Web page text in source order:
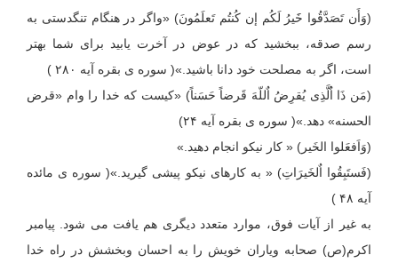
(وَأَن تَصَدَّقُوا خََیرُ لَکُم إن کُنتُم تَعلَمُونَ) «واگر در هنگام تنگدستی به
رسم صدقه، ببخشید که در عوض در آخرت یابید برای شما بهتر
است، اگر به مصلحت خود دانا باشید.»( سوره ی بقره آیه ۲۸۰ )
(مَن ذَا اٌلَّذِی یُقرِضُ اٌللّهَ قَرضاً حَسَناً) «کیست که خدا را وام «قرض
الحسنه» دهد.»( سوره ی بقره آیه ۲۴)
(وَاَفعَلوا الخَیر) « کار نیکو انجام دهید.»
(فَستَبِقُوا اٌلخَیرَاتِ) « به کارهای نیکو پیشی گیرید.»( سوره ی مائده
آیه ۴۸ )
به غیر از آیات فوق، موارد متعدد دیگری هم یافت می شود. پیامبر
اکرم(ص) صحابه ویاران خویش را به احسان وبخشش در راه خدا